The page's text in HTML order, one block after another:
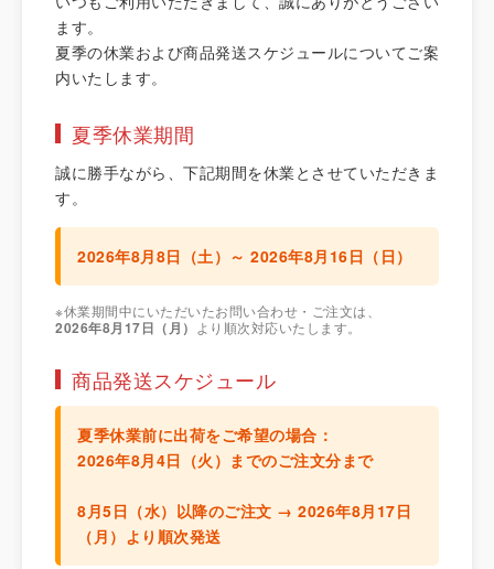
ます。
夏季の休業および商品発送スケジュールについてご案
内いたします。
夏季休業期間
誠に勝手ながら、下記期間を休業とさせていただきま
す。
2026年8月8日（土）～ 2026年8月16日（日）
※休業期間中にいただいたお問い合わせ・ご注文は、
2026年8月17日（月） より順次対応いたします。
商品発送スケジュール
夏季休業前に出荷をご希望の場合：
2026年8月4日（火）までのご注文分まで
8月5日（水）以降のご注文 → 2026年8月17日
（月）より順次発送